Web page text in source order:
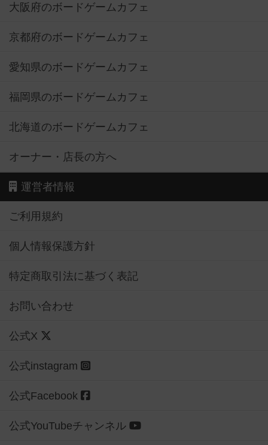
大阪府のボードゲームカフェ
京都府のボードゲームカフェ
愛知県のボードゲームカフェ
福岡県のボードゲームカフェ
北海道のボードゲームカフェ
オーナー・店長の方へ
運営者情報
ご利用規約
個人情報保護方針
特定商取引法に基づく表記
お問い合わせ
公式X
公式instagram
公式Facebook
公式YouTubeチャンネル